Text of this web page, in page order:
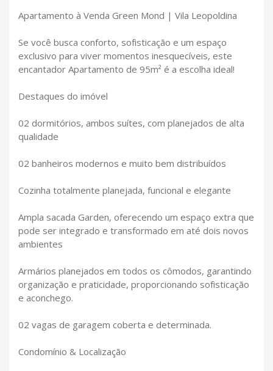
Apartamento à Venda Green Mond | Vila Leopoldina
Se você busca conforto, sofisticação e um espaço
exclusivo para viver momentos inesquecíveis, este
encantador Apartamento de 95m² é a escolha ideal!
Destaques do imóvel
02 dormitórios, ambos suítes, com planejados de alta
qualidade
02 banheiros modernos e muito bem distribuídos
Cozinha totalmente planejada, funcional e elegante
Ampla sacada Garden, oferecendo um espaço extra que
pode ser integrado e transformado em até dois novos
ambientes
Armários planejados em todos os cômodos, garantindo
organização e praticidade, proporcionando sofisticação
e aconchego.
02 vagas de garagem coberta e determinada.
Condomínio & Localização